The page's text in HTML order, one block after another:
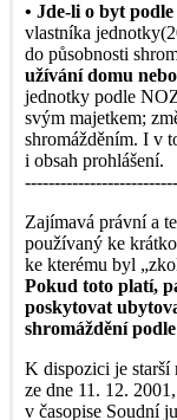
• Jde-li o byt
vlastníka
do působnosti
užívání domu
jednotky podle
svým majetkem;
shromážděním. I v
i obsah prohlášení.
Zajímavá právní a
používaný ke
ke kterému byl
Pokud toto platí,
poskytovat
shromáždění
K dispozici je starší
ze dne 11. 12.
v časopise Soudní